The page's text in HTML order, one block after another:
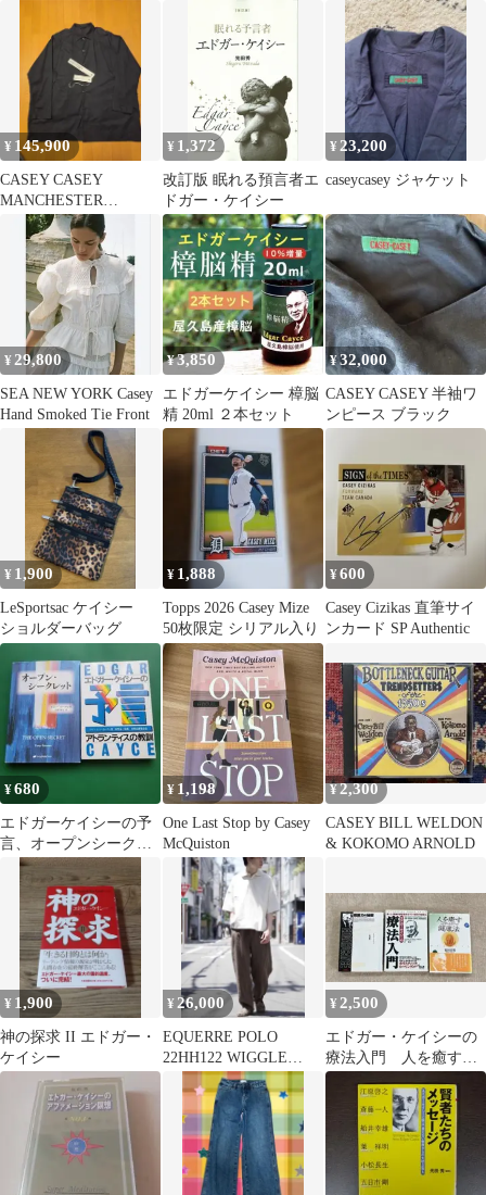
¥ 145,900
CASEY CASEY
MANCHESTER
COAT 176770円
¥ 1,372
改訂版 眠れる預言者エ
ドガー・ケイシー
¥ 23,200
caseycasey ジャケット
¥29,800
SEA NEW YORK Casey
Hand Smoked Tie Front
¥3,850
エドガーケイシー 樟脳
精 20ml ２本セット
¥32,000
CASEY CASEY 半袖ワ
ンピース ブラック
¥ 1,900
LeSportsac ケイシー
ショルダーバッグ
¥ 1,888
Topps 2026 Casey Mize
50枚限定 シリアル入り
¥600
Casey Cizikas 直筆サイ
ンカード SP Authentic
¥680
エドガーケイシーの予
言、オープンシークレ
ット
¥ 1,198
One Last Stop by Casey
McQuiston
¥2,300
CASEY BILL WELDON
& KOKOMO ARNOLD
¥ 1,900
神の探求 II エドガー・
ケイシー
¥ 26,000
EQUERRE POLO
22HH122 WIGGLE
casey casey
¥ 2,500
エドガー・ケイシーの
療法入門 人を癒す健
康法 超能力の秘密